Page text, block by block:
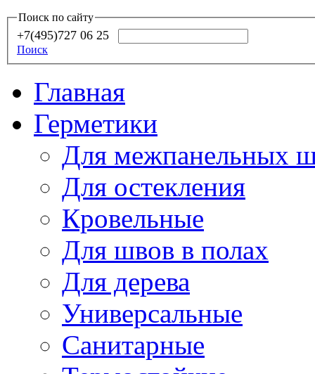
Поиск по сайту
+7(495)727 06 25
Поиск
Главная
Герметики
Для межпанельных
Для остекления
Кровельные
Для швов в полах
Для дерева
Универсальные
Санитарные